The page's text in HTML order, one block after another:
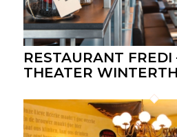
RESTAURANT FREDI
THEATER